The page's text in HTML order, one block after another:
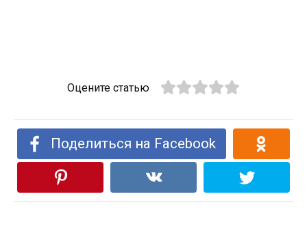
Оцените статью
Поделиться на Facebook